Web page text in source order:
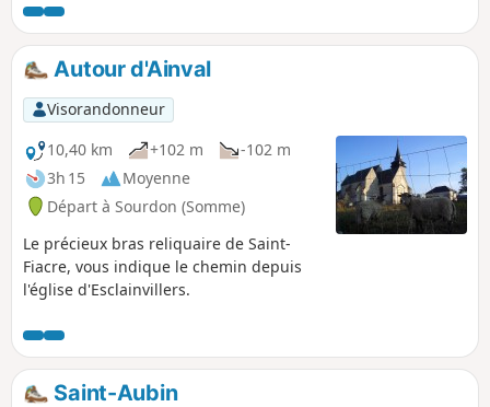
d’une partie paisible du Plateau Picard de la
Somme. C’est une région d’openfield,
vallonnée au sols variés. Des bosquets
parsèment le territoire. Le parcours est pour
sa plus grande partie routier mais il
s’effectue sur des routes très peu
fréquentées par les véhicules motorisés.
Autour d'Ainval
Visorandonneur
10,40 km
+102 m
-102 m
3h 15
Moyenne
Départ à Sourdon (Somme)
Le précieux bras reliquaire de Saint-
Fiacre, vous indique le chemin depuis
l'église d'Esclainvillers.
Saint-Aubin